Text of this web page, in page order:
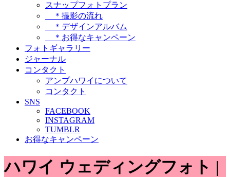
スナップフォトプラン
＊撮影の流れ
＊デザインアルバム
＊お得なキャンペーン
フォトギャラリー
ジャーナル
コンタクト
アンプハワイについて
コンタクト
SNS
FACEBOOK
INSTAGRAM
TUMBLR
お得なキャンペーン
ハワイ ウェディングフォト |